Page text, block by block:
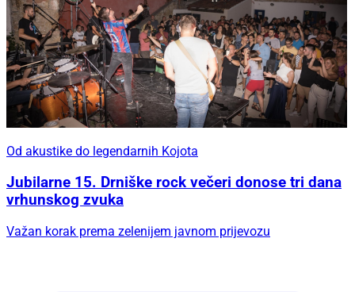
Od akustike do legendarnih Kojota
Jubilarne 15. Drniške rock večeri donose tri dana
vrhunskog zvuka
Važan korak prema zelenijem javnom prijevozu